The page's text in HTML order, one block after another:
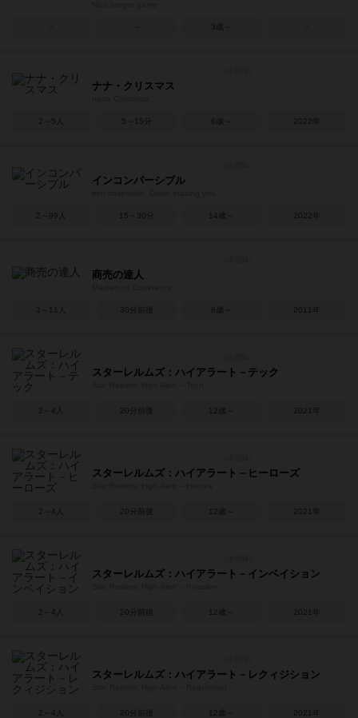
3歳～
ナナ・クリスマス
2～5人 5～15分 6歳～ 2022年
インコンバーシブル
2～99人 15～30分 14歳～ 2022年
商売の達人
3～11人 30分前後 8歳～ 2011年
スターレルムズ：ハイアラート－テック
2～4人 20分前後 12歳～ 2021年
スターレルムズ：ハイアラート－ヒーローズ
2～4人 20分前後 12歳～ 2021年
スターレルムズ：ハイアラート－インベイション
2～4人 20分前後 12歳～ 2021年
スターレルムズ：ハイアラート－レクィジション
2～4人 20分前後 12歳～ 2021年